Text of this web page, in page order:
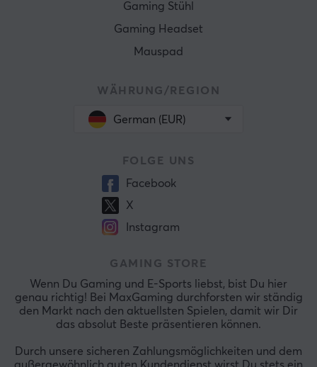
Gaming Stühl
Gaming Headset
Mauspad
WÄHRUNG/REGION
German (EUR)
FOLGE UNS
Facebook
X
Instagram
GAMING STORE
Wenn Du Gaming und E-Sports liebst, bist Du hier
genau richtig! Bei MaxGaming durchforsten wir ständig
den Markt nach den aktuellsten Spielen, damit wir Dir
das absolut Beste präsentieren können.
Durch unsere sicheren Zahlungsmöglichkeiten und dem